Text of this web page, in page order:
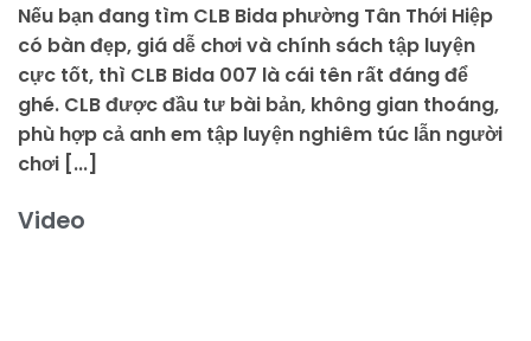
Nếu bạn đang tìm CLB Bida phường Tân Thới Hiệp
có bàn đẹp, giá dễ chơi và chính sách tập luyện
cực tốt, thì CLB Bida 007 là cái tên rất đáng để
ghé. CLB được đầu tư bài bản, không gian thoáng,
phù hợp cả anh em tập luyện nghiêm túc lẫn người
chơi [...]
Video